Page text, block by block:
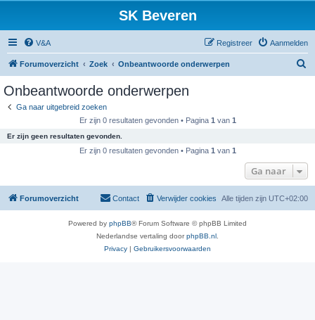
SK Beveren
V&A Aanmelden
Registreer
Forumoverzicht Zoek Onbeantwoorde onderwerpen
Onbeantwoorde onderwerpen
Ga naar uitgebreid zoeken
Er zijn 0 resultaten gevonden • Pagina 1 van 1
Er zijn geen resultaten gevonden.
Er zijn 0 resultaten gevonden • Pagina 1 van 1
Ga naar
Forumoverzicht Alle tijden zijn UTC+02:00
Verwijder cookies
Contact
Powered by phpBB® Forum Software © phpBB Limited
Nederlandse vertaling doorphpBB.nl
Privacy | Gebruikersvoorwaarden